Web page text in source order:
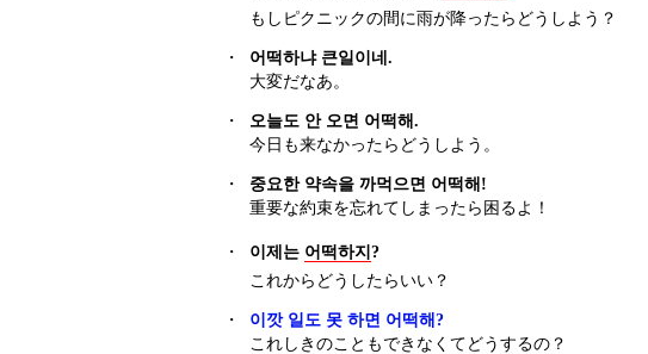
もしピクニックの間に雨が降ったらどうしよう？
・
어떡하냐 큰일이네.
大変だなあ。
・
오늘도 안 오면 어떡해.
今日も来なかったらどうしよう。
・
중요한 약속을 까먹으면 어떡해!
重要な約束を忘れてしまったら困るよ！
・ 이제는 어떡하지 ?
これからどうしたらいい？
・
이깟 일도 못 하면 어떡해?
これしきのこともできなくてどうするの？